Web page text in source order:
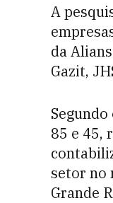
A
da
Gazit,
85 e 45,
setor no
Grande